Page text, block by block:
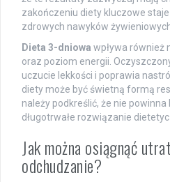
zakończeniu diety kluczowe
zdrowych nawyków
Dieta 3-dniowa wpływa również
oraz poziom energii.
uczucie lekkości i poprawia
diety może być świetną formą
należy podkreślić, że nie
długotrwałe rozwiązanie
Jak można osiągnąć
odchudzanie?